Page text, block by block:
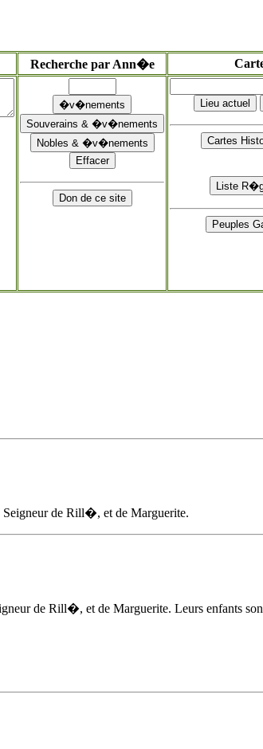
Recherche par Ann�e
Seigneur de Rill�, et de Marguerite.
de Rill�, et de Marguerite. Leurs enfants